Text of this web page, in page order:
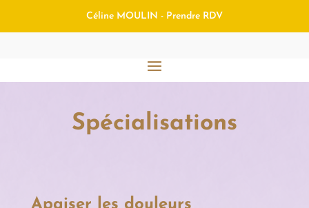
Céline MOULIN - Prendre RDV
Spécialisations
Apaiser les douleurs